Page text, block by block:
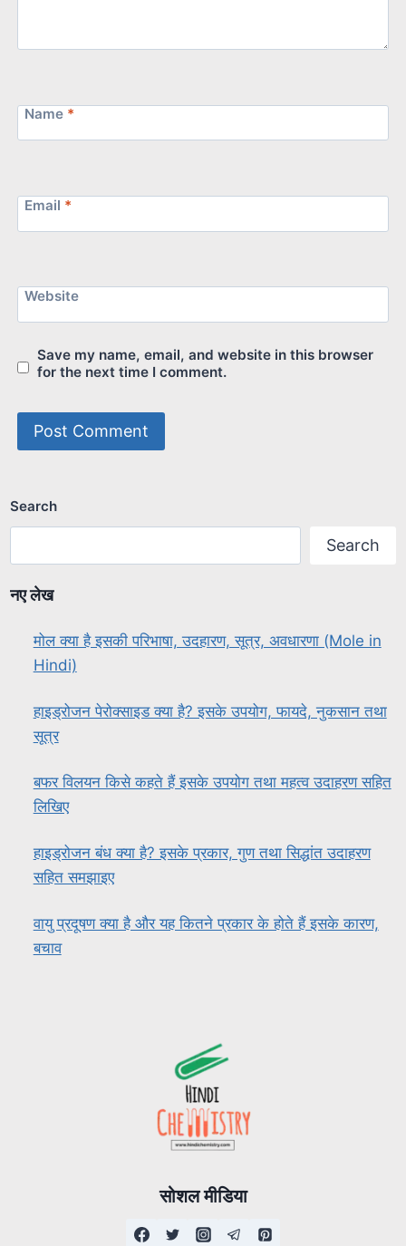
Name *
Email *
Website
Save my name, email, and website in this browser
for the next time I comment.
Search
Search
नए लेख
मोल क्या है इसकी परिभाषा, उदहारण, सूत्र, अवधारणा (Mole in
Hindi)
हाइड्रोजन पेरोक्साइड क्या है? इसके उपयोग, फायदे, नुकसान तथा
सूत्र
बफर विलयन किसे कहते हैं इसके उपयोग तथा महत्व उदाहरण सहित
लिखिए
हाइड्रोजन बंध क्या है? इसके प्रकार, गुण तथा सिद्धांत उदाहरण
सहित समझाइए
वायु प्रदूषण क्या है और यह कितने प्रकार के होते हैं इसके कारण,
बचाव
सोशल मीडिया